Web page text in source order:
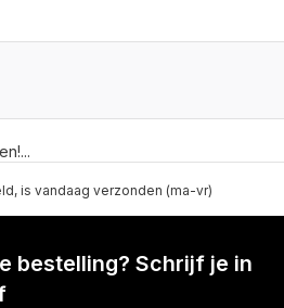
is vandaag verzonden (ma-vr)
bestelling? Schrijf je in